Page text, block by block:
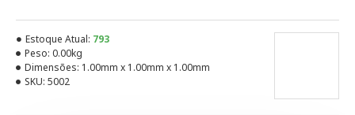
Estoque Atual: 793
Peso: 0.00kg
Dimensões: 1.00mm x 1.00mm x 1.00mm
SKU: 5002